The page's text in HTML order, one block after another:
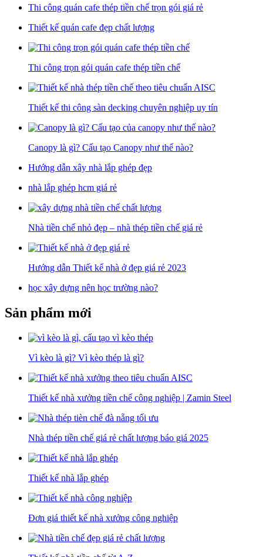
Thi công quán cafe thép tiền chế trọn gói giá rẻ
Thiết kế quán cafe đẹp chất lượng
Thi công trọn gói quán cafe thép tiền chế
Thiết kế thi công sàn decking chuyên nghiệp uy tín
Canopy là gì? Cấu tạo Canopy như thế nào?
Hướng dẫn xây nhà lắp ghép đẹp
nhà lắp ghép hcm giá rẻ
Nhà tiền chế nhỏ đẹp – nhà thép tiền chế giá rẻ
Hướng dẫn Thiết kế nhà ở đẹp giá rẻ 2023
học xây dựng nên học trường nào?
Sản phẩm mới
Vì kèo là gì? Vì kèo thép là gì?
Thiết kế nhà xưởng tiền chế công nghiệp | Zamin Steel
Nhà thép tiền chế giá rẻ chất lượng báo giá 2025
Thiết kế nhà lắp ghép
Đơn giá thiết kế nhà xưởng công nghiệp